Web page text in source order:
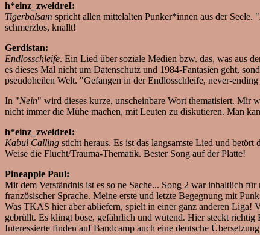
h*einz_zweidreI:
Tigerbalsam spricht allen mittelalten Punker*innen aus der
schmerzlos, knallt!
Gerdistan:
Endlosschleife. Ein Lied über soziale Medien bzw. das, was aus
es dieses Mal nicht um Datenschutz und 1984-Fantasien geht,
pseudoheilen Welt. "Gefangen in der Endlosschleife, never-
In "Nein" wird dieses kurze, unscheinbare Wort thematisiert. Mir
nicht immer die Mühe machen, mit Leuten zu diskutieren. Man
h*einz_zweidreI:
Kabul Calling sticht heraus. Es ist das langsamste Lied und
Weise die Flucht/Trauma-Thematik. Bester Song auf der Platte!
Pineapple Paul:
Mit dem Verständnis ist es so ne Sache... Song 2 war inhaltlich
französischer Sprache. Meine erste und letzte Begegnung mit
Was TKAS hier aber abliefern, spielt in einer ganz anderen Liga!
gebrüllt. Es klingt böse, gefährlich und wütend. Hier steckt
Interessierte finden auf Bandcamp auch eine deutsche